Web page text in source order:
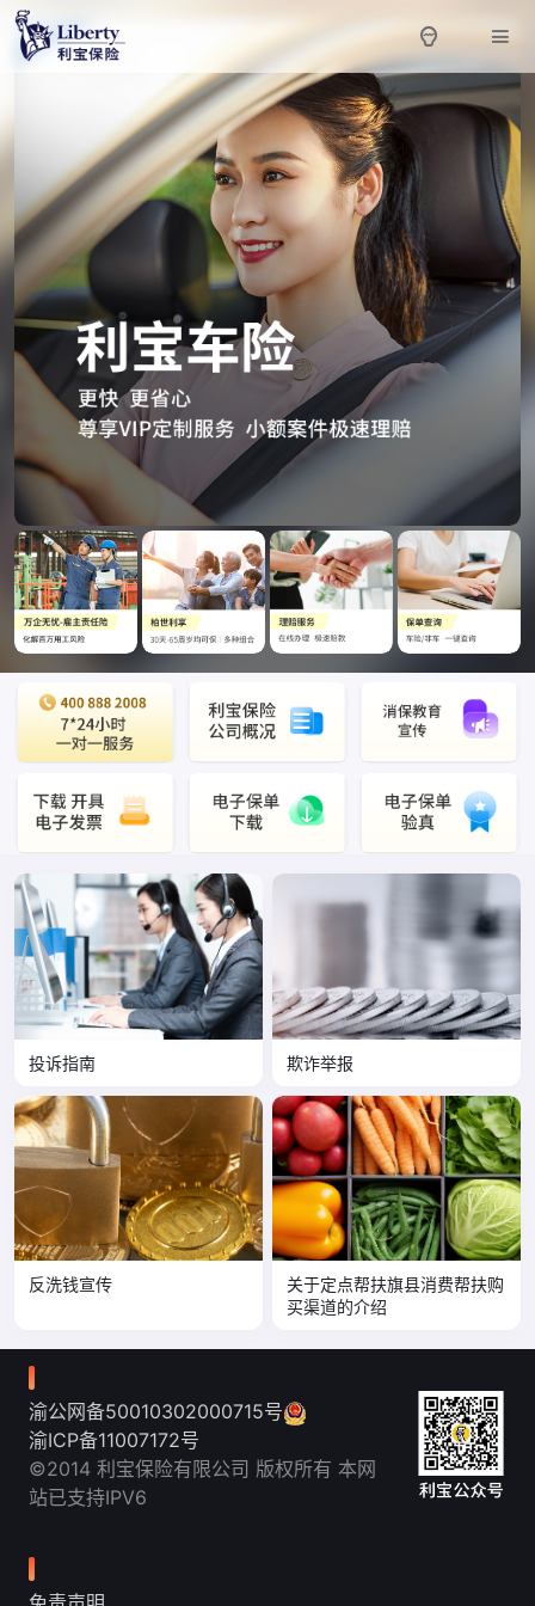
投诉指南 欺诈举报
反洗钱宣传
关于定点帮扶旗县消费帮扶购
买渠道的介绍
渝公网备50010302000715号
渝ICP备11007172号
©2014 利宝保险有限公司 版权所有 本网
站已支持IPV6